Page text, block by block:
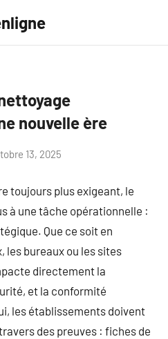
nouvelle ère
13, 2025
toujours plus exigeant, le
à une tâche opérationnelle :
Que ce soit en
les bureaux ou les sites
directement la
et la conformité
les établissements doivent
des preuves : fiches de